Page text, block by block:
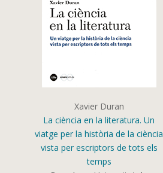
Xavier Duran
La ciència en la literatura. Un
viatge per la història de la ciència
vista per escriptors de tots els
temps